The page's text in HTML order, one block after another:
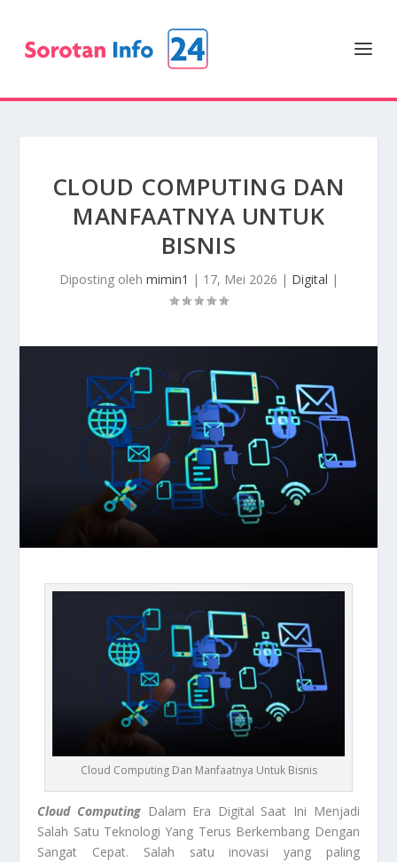
CLOUD COMPUTING DAN
MANFAATNYA UNTUK
BISNIS
Diposting oleh mimin1 | 17, Mei 2026 | Digital |
Cloud Computing Dan Manfaatnya Untuk Bisnis
Cloud Computing Dalam Era Digital Saat Ini Menjadi
Salah Satu Teknologi Yang Terus Berkembang Dengan
Sangat Cepat. Salah satu inovasi yang paling